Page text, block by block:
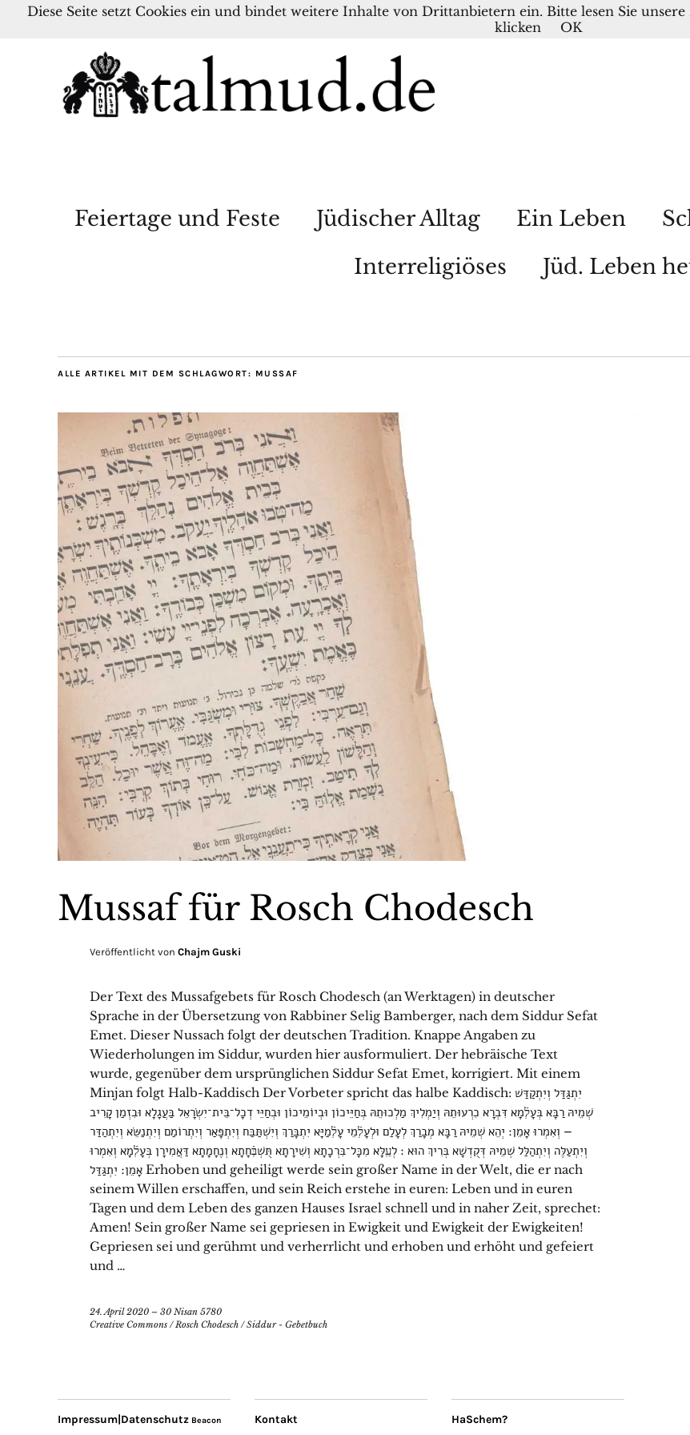
Feiertage und Feste Jüdischer Alltag Ein Leben
Interreligiöses
Jüd. Leben
ALLE ARTIKEL MIT DEM SCHLAGWORT: MUSSAF
Mussaf für Rosch Chodesch
Veröffentlicht von Chajm Guski
Der Text des Mussafgebets für Rosch Chodesch (an Werktagen) in deutscher
Sprache in der Übersetzung von Rabbiner Selig Bamberger, nach dem Siddur Sefat
Emet. Dieser Nussach folgt der deutschen Tradition. Knappe Angaben zu
Wiederholungen im Siddur, wurden hier ausformuliert. Der hebräische Text
wurde, gegenüber dem ursprünglichen Siddur Sefat Emet, korrigiert. Mit einem
Minjan folgt Halb-Kaddisch Der Vorbeter spricht das halbe Kaddisch: יִתְגַּדַּל וְיִתְקַדַּשׁ
שְׁמֵיהּ רַבָּא בְּעָלְֿמָא דִּבְרָא כִרְעוּתֵהּ וְיַמְלִיךְ מַלְכוּתֵהּ בְּחַיֵּיכוֹן וּבְיוֹמֵיכוֹן וּבְחַיֵּי דְכָל־בֵּית־יִשְׂרָאֵל בַּעֲגָלָא וּבִזְמַן קָרִיב
– וְאִמְרוּ אָמֵן׃ יְהֵא שְׁמֵיהּ רַבָּא מְבָרַךְ לְעָלַם וּלְעָלְֿמֵי עָלְֿמַיָּא יִתְבָּרַךְ וְיִשְׁתַּבַּח וְיִתְפָּאַר וְיִתְרוֹמַם וְיִתְנַשֵּׂא וְיִתְהַדַּר
וְיִתְעַלֶּה וְיִתְהַלַּל שְׁמֵיהּ דְּקֻדְשָׁא בְּרִיךְ הוּא ׃ לְעֵֽלָּא מִכָּל־בִּרְכָתָא וְשִׁירָתָא תֻּשְׁבְּֿחָתָא וְנֶחָמָתָא דַּאֲמִירָן בְּעָלְֿמָא וְאִמְרוּ
אָמֵן׃ יִתְגַּדַּל Erhoben und geheiligt werde sein großer Name in der Welt, die er nach
seinem Willen erschaffen, und sein Reich erstehe in euren: Leben und in euren
Tagen und dem Leben des ganzen Hauses Israel schnell und in naher Zeit, sprechet:
Amen! Sein großer Name sei gepriesen in Ewigkeit und Ewigkeit der Ewigkeiten!
Gepriesen sei und gerühmt und verherrlicht und erhoben und erhöht und gefeiert
und …
24. April 2020 – 30 Nisan 5780
Creative Commons /Rosch Chodesch /Siddur - Gebetbuch
Impressum|Datenschutz Beacon Kontakt HaSchem?
Diese Seite setzt Cookies ein und bindet weitere Inhalte von Drittanbietern ein. Bitte lesen Sie
klicken
OK